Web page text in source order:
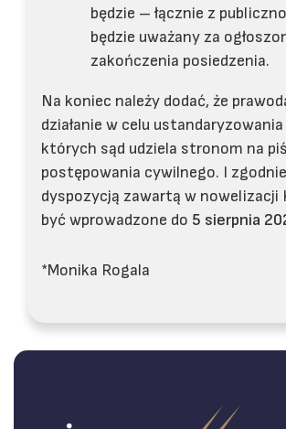
będzie – łącznie z
będzie uważany za
zakończenia posiedzenia.
Na koniec należy dodać, że
działanie w celu
których sąd udziela stronom na
postępowania cywilnego. I
dyspozycją zawartą w nowelizacji
być wprowadzone do 5 sierpnia
*Monika Rogala